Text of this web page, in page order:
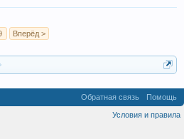
Вперёд >
Обратная связь Помощь
Условия и правила